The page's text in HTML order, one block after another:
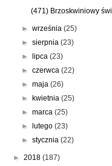
(471) Brzoskwiniowy
►września(25)
►sierpnia(23)
►lipca(23)
►czerwca(22)
►maja(26)
►kwietnia(25)
►marca(25)
►lutego(23)
►stycznia(22)
► 2018 (187)